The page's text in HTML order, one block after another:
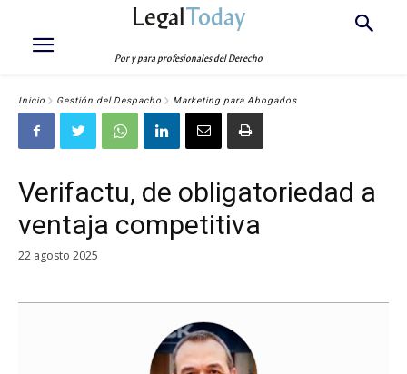
LegalToday
Por y para profesionales del Derecho
Inicio Gestión del Despacho Marketing para Abogados
Verifactu, de obligatoriedad a
ventaja competitiva
22 agosto 2025